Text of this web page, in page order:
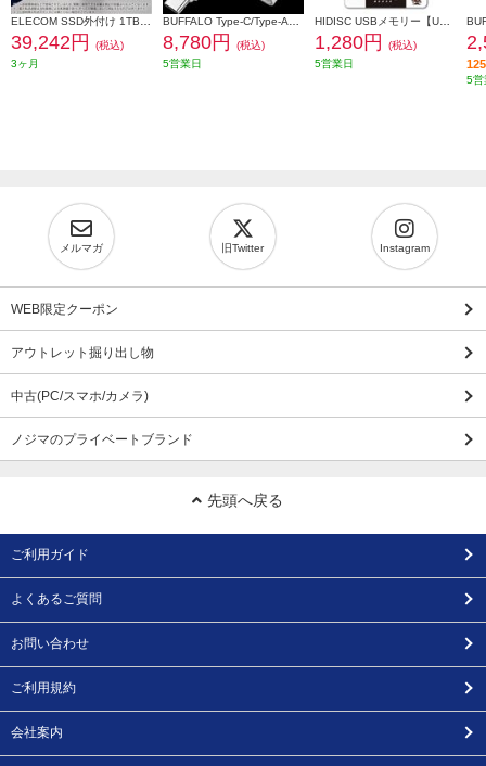
39,242円
(税込)
3ヶ月
8,780円
(税込)
5営業日
1,280円
(税込)
5営業日
5営
メルマガ 旧Twitter Instagram
WEB限定クーポン
アウトレット掘り出し物
中古(PC/スマホ/カメラ)
ノジマのプライベートブランド
先頭へ戻る
ご利用ガイド
よくあるご質問
お問い合わせ
ご利用規約
会社案内